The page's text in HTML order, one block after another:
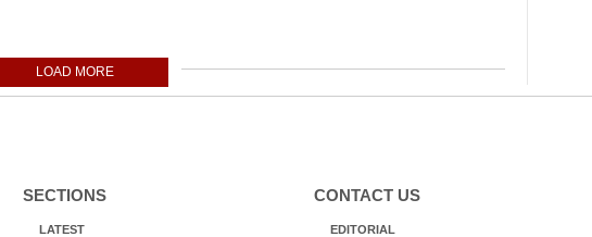
തമ്മിലുള്ള അതിർവരമ്പുകളെ മായ്ച്ചുകളയുന്ന
LOAD MORE
SECTIONS
LATEST
CONTACT US
EDITORIAL